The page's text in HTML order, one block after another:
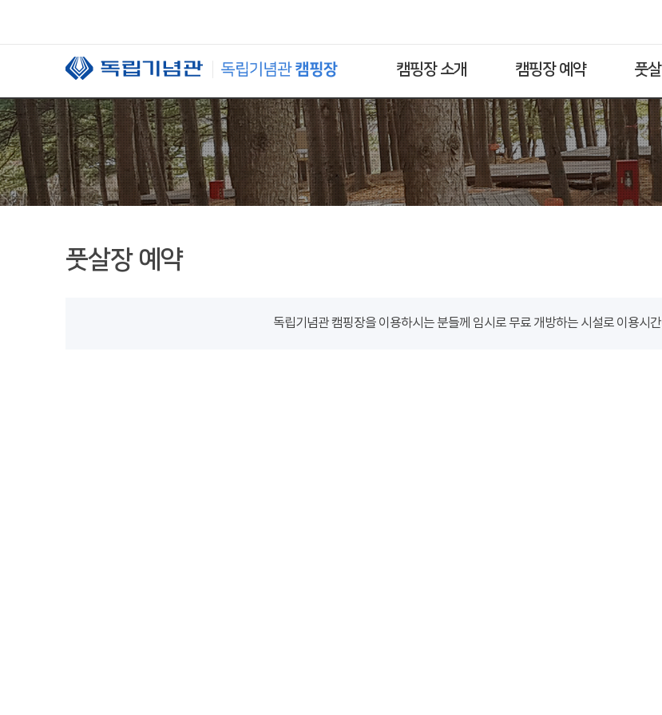
캠핑장 소개 캠핑장 예약 풋
풋살장 예약
독립기념관 캠핑장을 이용하시는 분들께 임시로 무료 개방하는 시설로 이용시